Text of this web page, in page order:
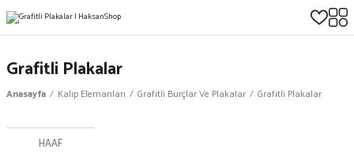
Grafitli Plakalar
Anasayfa Kalıp Elemanları Grafitli Burçlar Ve Plakalar Grafitli Plakalar
HAAF